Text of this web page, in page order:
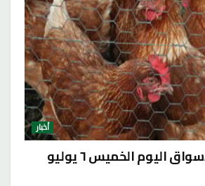
أخبار
أسعار الفراخ بالاسواق اليوم الخميس ٦ يوليو